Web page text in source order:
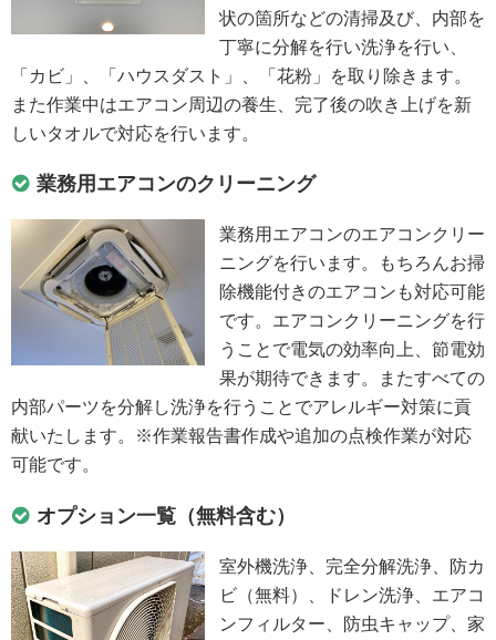
状の箇所などの清掃及び、内部を
丁寧に分解を行い洗浄を行い、
「カビ」、「ハウスダスト」、「花粉」を取り除きます。
また作業中はエアコン周辺の養生、完了後の吹き上げを新
しいタオルで対応を行います。
業務用エアコンのクリーニング
業務用エアコンのエアコンクリー
ニングを行います。もちろんお掃
除機能付きのエアコンも対応可能
です。エアコンクリーニングを行
うことで電気の効率向上、節電効
果が期待できます。またすべての
内部パーツを分解し洗浄を行うことでアレルギー対策に貢
献いたします。※作業報告書作成や追加の点検作業が対応
可能です。
オプション一覧（無料含む）
室外機洗浄、完全分解洗浄、防カ
ビ（無料）、ドレン洗浄、エアコ
ンフィルター、防虫キャップ、家